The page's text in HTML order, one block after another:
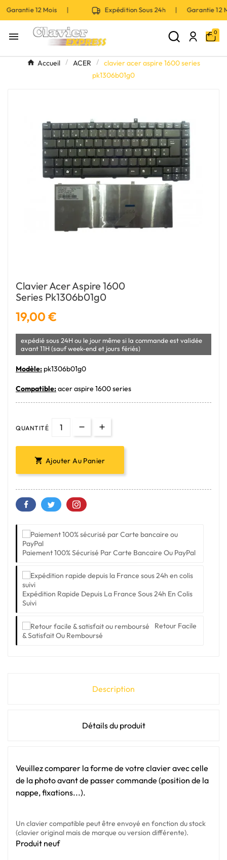
12 Mois | Expédition Sous 24h | Garantie
 0
Accueil ACER
clavier acer aspire 1600 series
pk1306b01g0
Clavier Acer Aspire 1600
Series Pk1306b01g0
19,00 €
expédié sous 24H ou le jour même si la commande est validée
avant 11H (sauf week-end et jours fériés)
Modèle: pk1306b01g0
Compatible:acer aspire 1600 series
QUANTITÉ
 Ajouter Au Panier
Paiement 100% Sécurisé Par Carte Bancaire Ou PayPal
Expédition Rapide Depuis La France Sous 24h En Colis
Suivi
Retour Facile
& Satisfait Ou Remboursé
Description
Détails du produit
Veuillez comparer la forme de votre clavier avec celle
de la photo avant de passer commande (position de la
nappe, fixations...).
Un clavier compatible peut être envoyé en fonction du stock
(clavier original mais de marque ou version différente).
Produit neuf